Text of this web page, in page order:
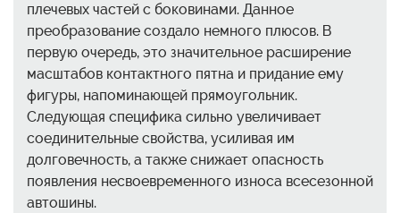
плечевых частей с боковинами. Данное
преобразование создало немного плюсов. В
первую очередь, это значительное расширение
масштабов контактного пятна и придание ему
фигуры, напоминающей прямоугольник.
Следующая специфика сильно увеличивает
соединительные свойства, усиливая им
долговечность, а также снижает опасность
появления несвоевременного износа всесезонной
автошины.